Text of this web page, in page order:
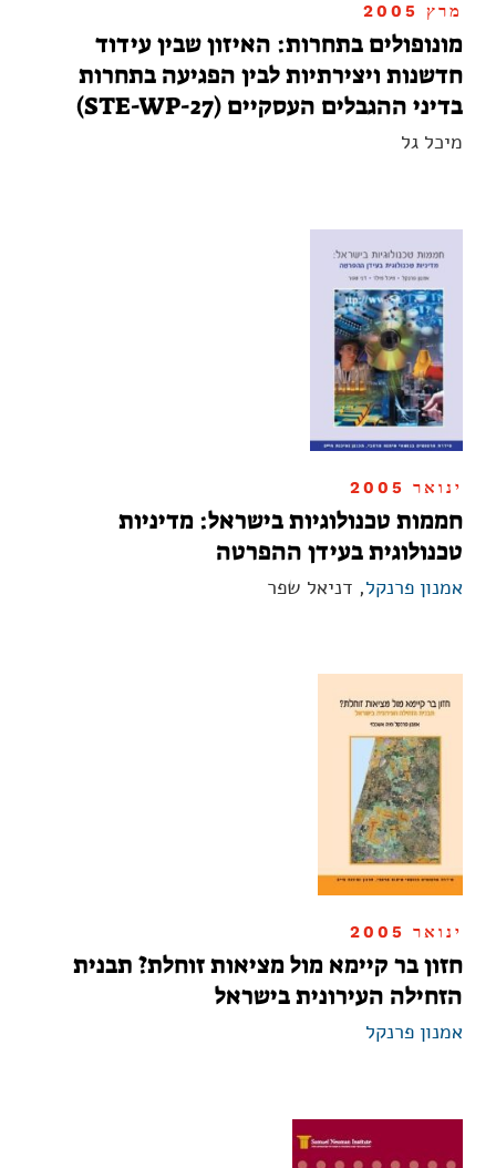
מרץ 2005
מונופולים בתחרות: האיזון שבין עידוד
חדשנות ויצירתיות לבין הפגיעה בתחרות
בדיני ההגבלים העסקיים (STE-WP-27)
מיכל גל
ינואר 2005
חממות טכנולוגיות בישראל: מדיניות
טכנולוגית בעידן ההפרטה
אמנון פרנקל, דניאל שפר
ינואר 2005
חזון בר קיימא מול מציאות זוחלת? תבנית
הזחילה העירונית בישראל
אמנון פרנקל